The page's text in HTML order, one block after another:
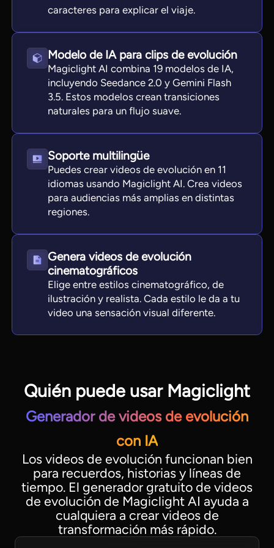
caracteres para explicar el viaje.
Modelo de IA para clips de evolución
Magiclight AI combina 19 modelos de IA,
incluyendo Seedance 2.0 y Gemini Flash
3.5. Estos modelos crean transiciones
naturales para un flujo suave.
Soporte multilingüe
Puedes crear videos de evolución en 11
idiomas usando Magiclight AI. Crea videos
para audiencias más amplias en distintas
regiones.
Genera videos de evolución
cinematográficos
Elige entre estilos cinematográfico, de
ilustración y realista. Cada estilo le da a tu
video una sensación visual diferente.
Quién puede usar Magiclight
Generador de videos de evolución
con IA
Los videos de evolución funcionan bien
para recuerdos, historias y líneas de
tiempo. El generador gratuito de videos
de evolución de Magiclight AI ayuda a
cualquiera a crear videos de
transformación más rápido.